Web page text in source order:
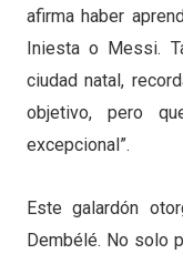
afirma haber
Iniesta o Messi.
ciudad natal,
objetivo, pero
excepcional”.
Este galardón
Dembélé. No solo